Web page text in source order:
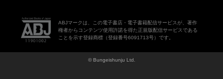
ABJマークは、この電子書店・電子書籍配信サービスが、著作
権者からコンテンツ使用許諾を得た正規版配信サービスである
ことを示す登録商標（登録番号6091713号）です。
© Bungeishunju Ltd.